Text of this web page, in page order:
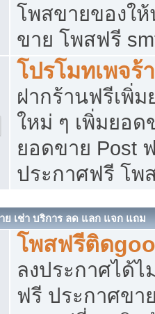
โพสขายของใ
ขาย โพสฟรี
โปรโมทเพจร้
ฝากร้านฟรีเพิ่
ใหม่ ๆ เพิ่มยอด
ยอดขาย Post
ประกาศฟรี โพ
ย เช่า บริการ ลด แลก แจก แถม
โพสฟรีติด
ลงประกาศได้
ฟรี ประกาศข